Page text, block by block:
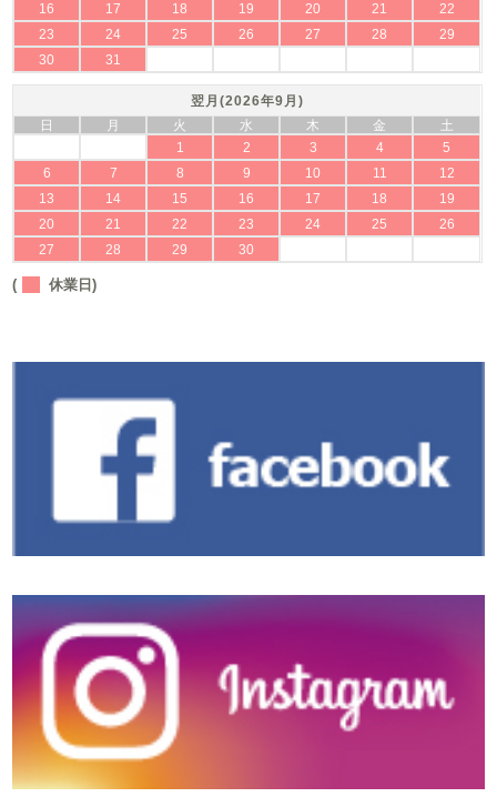
16
17 18 19 20 21
22
23
24 25 26 27 28
29
30
31
翌月(2026年9月)
日
月 火 水 木 金
土
1
2 3 4
5
6
7 8 9 10 11
12
13
14 15 16 17 18
19
20
21 22 23 24 25
26
27
28 29 30
( 休業日)